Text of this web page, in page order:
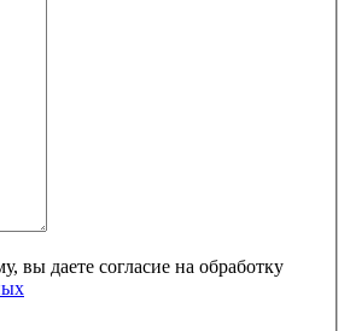
вы даете согласие на обработку